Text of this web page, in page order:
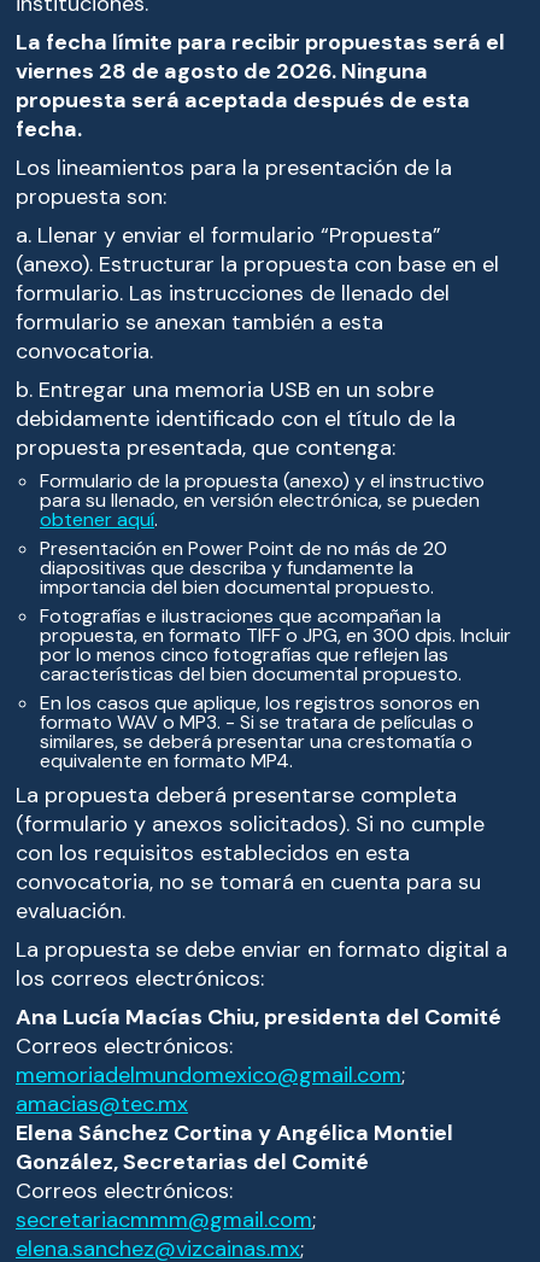
La fecha límite para recibir propuestas será el
viernes 28 de agosto de 2026. Ninguna
propuesta será aceptada después de esta
fecha.
Los lineamientos para la presentación de la
propuesta son:
a. Llenar y enviar el formulario “Propuesta”
(anexo). Estructurar la propuesta con base en el
formulario. Las instrucciones de llenado del
formulario se anexan también a esta
convocatoria.
b. Entregar una memoria USB en un sobre
debidamente identificado con el título de la
propuesta presentada, que contenga:
Formulario de la propuesta (anexo) y el instructivo
para su llenado, en versión electrónica, se pueden
obtener aquí.
Presentación en Power Point de no más de 20
diapositivas que describa y fundamente la
importancia del bien documental propuesto.
Fotografías e ilustraciones que acompañan la
propuesta, en formato TIFF o JPG, en 300 dpis. Incluir
por lo menos cinco fotografías que reflejen las
características del bien documental propuesto.
En los casos que aplique, los registros sonoros en
formato WAV o MP3. - Si se tratara de películas o
similares, se deberá presentar una crestomatía o
equivalente en formato MP4.
La propuesta deberá presentarse completa
(formulario y anexos solicitados). Si no cumple
con los requisitos establecidos en esta
convocatoria, no se tomará en cuenta para su
evaluación.
La propuesta se debe enviar en formato digital a
los correos electrónicos:
Ana Lucía Macías Chiu, presidenta del Comité
Correos electrónicos:
memoriadelmundomexico@gmail.com;
amacias@tec.mx
Elena Sánchez Cortina y Angélica Montiel
González, Secretarias del Comité
Correos electrónicos:
secretariacmmm@gmail.com;
elena.sanchez@vizcainas.mx;